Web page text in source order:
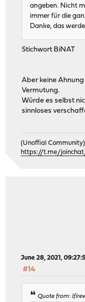
angeben. Nicht
immer für die
Danke, das
Stichwort BiNAT
Aber keine
Vermutung.
Würde es selbst
sinnloses
(Unoffial
https://t.me/
June 28, 2021,
#14
Quote from: